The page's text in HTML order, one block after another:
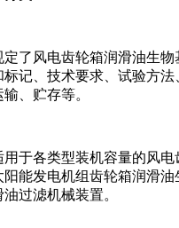
风电齿轮箱润滑油生物
标记、技术要求、试验方
、贮存等。
各类型装机容量的风电
能发电机组齿轮箱润滑油
过滤机械装置。